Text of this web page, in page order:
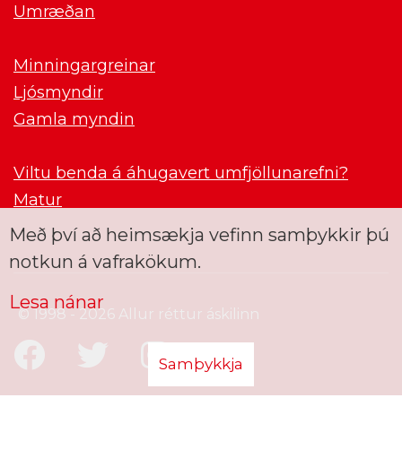
Umræðan
Minningargreinar
Ljósmyndir
Gamla myndin
Viltu benda á áhugavert umfjöllunarefni?
Matur
© 1998 - 2026 Allur réttur áskilinn
Með því að heimsækja vefinn samþykkir þú
notkun á vafrakökum.
Lesa nánar
Samþykkja